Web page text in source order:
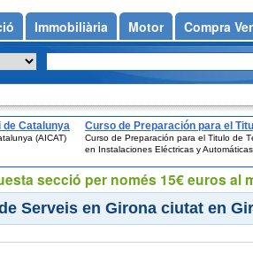
de Catalunya
(AICAT)
Curso de Preparación para el
Técnico en Instalaciones
Automáticas
Curso de Preparación para el Titulo de
en Instalaciones Eléctricas y Automáticas
Serveis en Girona ciutat en
Immobiliària Motor Compra
secció per només 15€ euros al